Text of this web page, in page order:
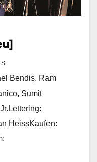
Bendis, Ram
Sumit
HeissKaufen: